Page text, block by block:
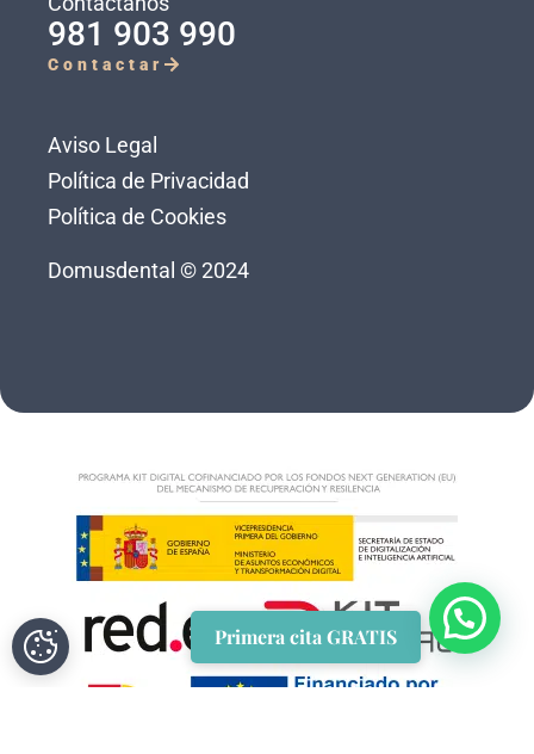
981 903 990
Contactar
Aviso Legal
Política de Privacidad
Política de Cookies
Domusdental © 2024
Primera cita GRATIS